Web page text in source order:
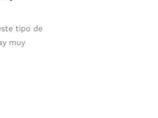
tipo de
muy